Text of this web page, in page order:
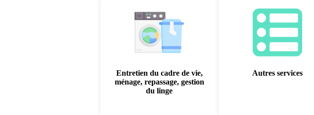
Entretien du cadre de vie,
ménage, repassage, gestion
du linge
Autres services